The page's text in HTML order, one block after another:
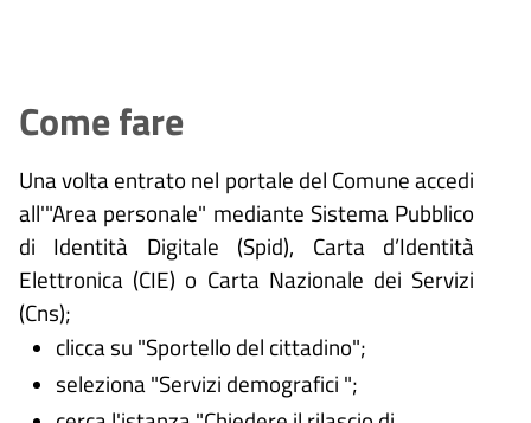
Come fare
Una volta entrato nel portale del Comune accedi
all'"Area personale" mediante Sistema Pubblico
di Identità Digitale (Spid), Carta d’Identità
Elettronica (CIE) o Carta Nazionale dei Servizi
(Cns);
clicca su "Sportello del cittadino";
seleziona "Servizi demografici ";